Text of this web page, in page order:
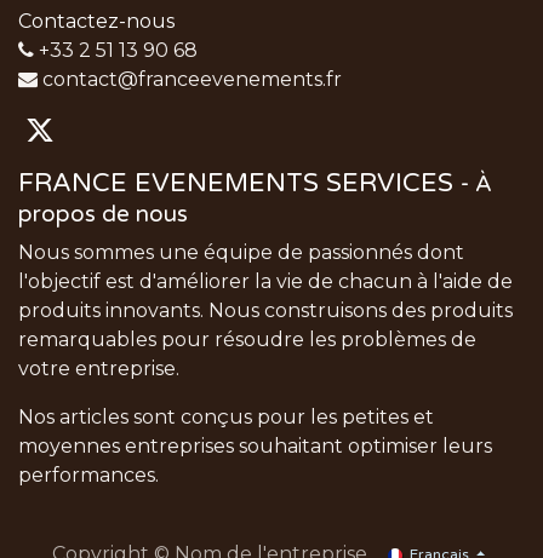
Contactez-nous
+33 2 51 13 90 68
contact@franceevenements.fr
FRANCE EVENEMENTS SERVICES - À
propos de nous
Nous sommes une équipe de passionnés dont
l'objectif est d'améliorer la vie de chacun à l'aide de
produits innovants. Nous construisons des produits
remarquables pour résoudre les problèmes de
votre entreprise.
Nos articles sont conçus pour les petites et
moyennes entreprises souhaitant optimiser leurs
performances.
Français